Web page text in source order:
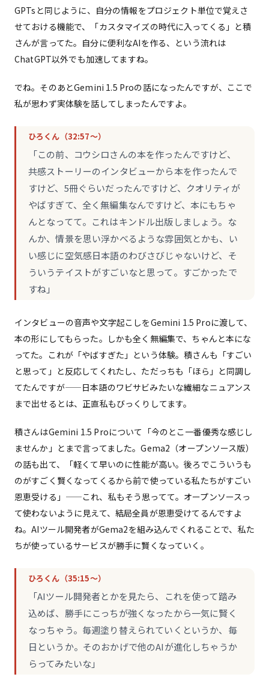
GPTsと同じように、自分の情報をプロジェクト単位で覚えさ
せておける機能で、「カスタマイズの時代に入ってくる」と積
さんが言ってた。自分に便利なAIを作る、という流れは
ChatGPT以外でも加速してますね。
でね。そのあとGemini 1.5 Proの話になったんですが、ここで
私が思わず実体験を話してしまったんですよ。
ひろくん（32:57〜）
「この前、コウシロさんの本を作ったんですけど、
共感ストーリーのインタビューから本を作ったんで
すけど、5冊ぐらいだったんですけど、クオリティが
やばすぎて、全く無編集なんですけど、本にもちゃ
んとなってて。これはキンドル出版しましょう。な
んか、情景を思い浮かべるような雰囲気とかも、い
い感じに空気感日本語のわびさびじゃないけど、そ
ういうテイストがすごいなと思って。すごかったで
すね」
インタビューの音声や文字起こしをGemini 1.5 Proに渡して、
本の形にしてもらった。しかも全く無編集で、ちゃんと本にな
ってた。これが「やばすぎた」という体験。積さんも「すごい
と思って」と反応してくれたし、ただっちも「ほら」と同調し
てたんですが——日本語のワビサビみたいな繊細なニュアンス
まで出せるとは、正直私もびっくりしてます。
積さんはGemini 1.5 Proについて「今のとこ一番優秀な感じし
ませんか」とまで言ってました。Gema2（オープンソース版）
の話も出て、「軽くて早いのに性能が高い。後ろでこういうも
のがすごく賢くなってくるから前で使っている私たちがすごい
恩恵受ける」——これ、私もそう思ってて。オープンソースっ
て使わないように見えて、結局全員が恩恵受けてるんですよ
ね。AIツール開発者がGema2を組み込んでくれることで、私た
ちが使っているサービスが勝手に賢くなっていく。
ひろくん（35:15〜）
「AIツール開発者とかを見たら、これを使って踏み
込めば、勝手にこっちが強くなったから一気に賢く
なっちゃう。毎週塗り替えられていくというか、毎
日というか。そのおかげで他のAIが進化しちゃうか
らってみたいな」